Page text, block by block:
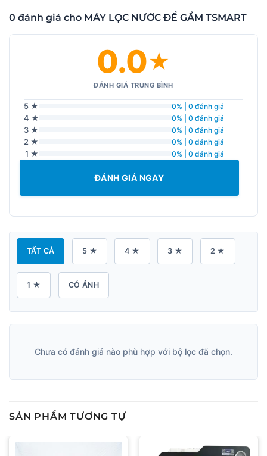
0 đánh giá cho MÁY LỌC NƯỚC ĐỂ GẦM TSMART
0.0★
ĐÁNH GIÁ TRUNG BÌNH
5 ★ 0% | 0 đánh giá
4 ★ 0% | 0 đánh giá
3 ★ 0% | 0 đánh giá
2 ★ 0% | 0 đánh giá
1 ★ 0% | 0 đánh giá
ĐÁNH GIÁ NGAY
TẤT CẢ 5 ★ 4 ★ 3 ★ 2 ★
1 ★ CÓ ẢNH
Chưa có đánh giá nào phù hợp với bộ lọc đã chọn.
SẢN PHẨM TƯƠNG TỰ